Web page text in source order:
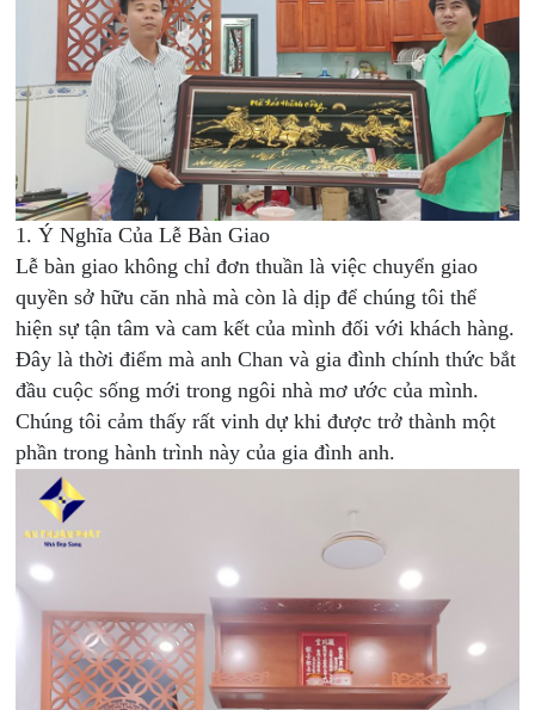
1. Ý Nghĩa Của Lễ Bàn Giao
Lễ bàn giao không chỉ đơn thuần là việc chuyển giao
quyền sở hữu căn nhà mà còn là dịp để chúng tôi thể
hiện sự tận tâm và cam kết của mình đối với khách hàng.
Đây là thời điểm mà anh Chan và gia đình chính thức bắt
đầu cuộc sống mới trong ngôi nhà mơ ước của mình.
Chúng tôi cảm thấy rất vinh dự khi được trở thành một
phần trong hành trình này của gia đình anh.